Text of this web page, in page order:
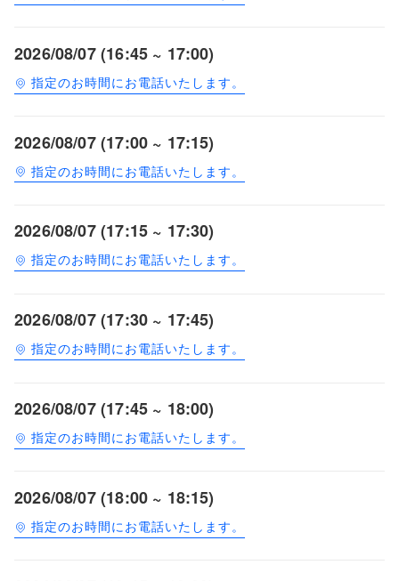
2026/08/07 (16:45 ~ 17:00)
指定のお時間にお電話いたします。
2026/08/07 (17:00 ~ 17:15)
指定のお時間にお電話いたします。
2026/08/07 (17:15 ~ 17:30)
指定のお時間にお電話いたします。
2026/08/07 (17:30 ~ 17:45)
指定のお時間にお電話いたします。
2026/08/07 (17:45 ~ 18:00)
指定のお時間にお電話いたします。
2026/08/07 (18:00 ~ 18:15)
指定のお時間にお電話いたします。